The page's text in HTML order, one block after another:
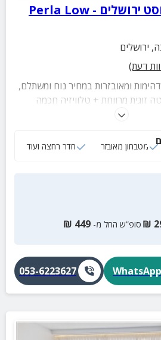
פרלה לואו קוסט ירושלים - Perla Low
, ירושלים
דעת)
מדהימות ומאובזרות במחיר נוח ומשתלם,
זוגית מרווחת + טלוויזיה חכמה
פינות ישיבה, חדר רחצה, מטבחון
מטבחון מאובזר חדר רחצה ועוד
₪ סופ”ש החל מ- 449
₪
WhatsApp
053-6223627